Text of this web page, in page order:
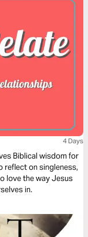
4 Days
Biblical wisdom for
reflect on singleness,
love the way Jesus
in.